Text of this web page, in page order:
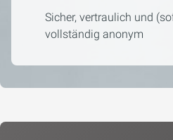
Sicher, vertraulich und
vollständig anonym